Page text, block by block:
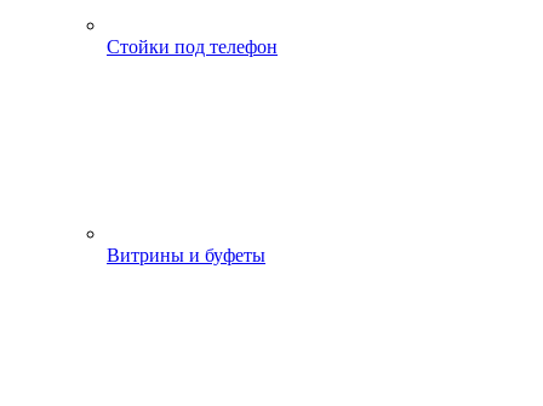
Стойки под телефон
Витрины и буфеты